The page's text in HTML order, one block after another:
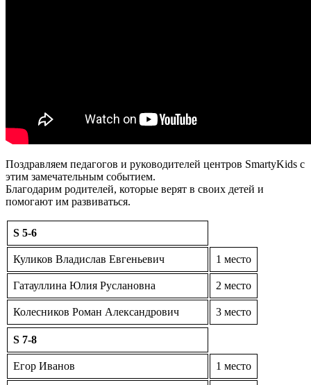
Поздравляем педагогов и руководителей центров SmartyKids с
этим замечательным событием.
Благодарим родителей, которые верят в своих детей и
помогают им развиваться.
S 5-6
Куликов Владислав Евгеньевич 1 место
Гатауллина Юлия Руслановна 2 место
Колесников Роман Александрович 3 место
S 7-8
Егор Иванов 1 место